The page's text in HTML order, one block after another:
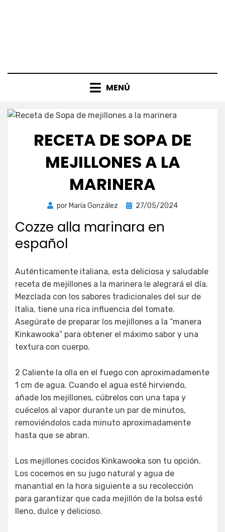
MENÚ
RECETA DE SOPA DE
MEJILLONES A LA
MARINERA
por María González
Publicada
27/05/2024
Cozze alla marinara en
español
Auténticamente italiana, esta deliciosa y saludable
receta de mejillones a la marinera le alegrará el día.
Mezclada con los sabores tradicionales del sur de
Italia, tiene una rica influencia del tomate.
Asegúrate de preparar los mejillones a la “manera
Kinkawooka” para obtener el máximo sabor y una
textura con cuerpo.
2 Caliente la olla en el fuego con aproximadamente
1 cm de agua. Cuando el agua esté hirviendo,
añade los mejillones, cúbrelos con una tapa y
cuécelos al vapor durante un par de minutos,
removiéndolos cada minuto aproximadamente
hasta que se abran.
Los mejillones cocidos Kinkawooka son tu opción.
Los cocemos en su jugo natural y agua de
manantial en la hora siguiente a su recolección
para garantizar que cada mejillón de la bolsa esté
lleno, dulce y delicioso.